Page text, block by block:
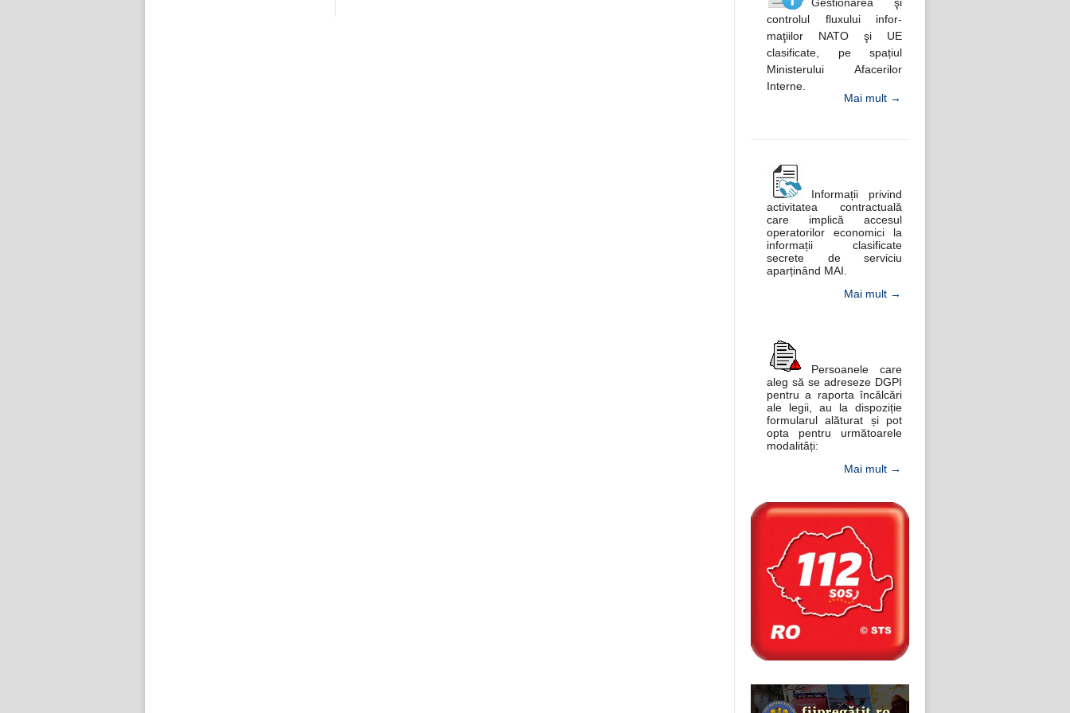
Mai mult →
Gestionarea şi
controlul fluxului infor-
maţiilor NATO şi UE
clasificate, pe spațiul
Ministerului Afacerilor
Interne.
Mai mult →
Informații privind
activitatea contractuală
care implică accesul
operatorilor economici la
informații clasificate
secrete de serviciu
aparținând MAI.
Mai mult →
Persoanele care
aleg să se adreseze DGPI
pentru a raporta încălcări
ale legii, au la dispoziție
formularul alăturat și pot
opta pentru următoarele
modalități: